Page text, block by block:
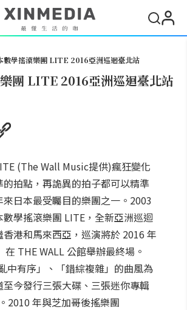
數學搖滾樂團 LITE 2016亞洲巡迴臺北站
團 LITE 2016亞洲巡迴臺北站
(The Wall Music提供)瘋狂變化
的拍點，再詭異的拍子都可以精準
日本最受矚目的樂團之一。2003
學搖滾樂團 LITE，全新亞洲巡迴
港和馬來西亞，巡演將於 2016 年
在 THE WALL 公館舉辦最終場。
中有序」、「錯綜複雜」的曲風為
至今發行三張大碟、三張迷你專輯
2010 年與芝加哥後搖樂團